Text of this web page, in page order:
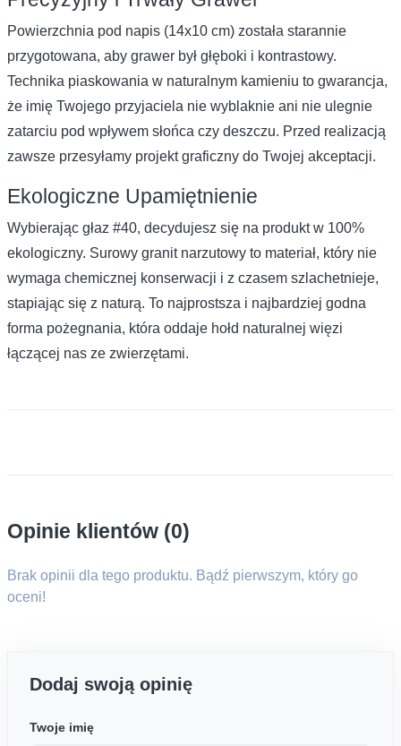
Powierzchnia pod napis (14x10 cm) została starannie
przygotowana, aby grawer był głęboki i kontrastowy.
Technika piaskowania w naturalnym kamieniu to gwarancja,
że imię Twojego przyjaciela nie wyblaknie ani nie ulegnie
zatarciu pod wpływem słońca czy deszczu. Przed realizacją
zawsze przesyłamy projekt graficzny do Twojej akceptacji.
Ekologiczne Upamiętnienie
Wybierając głaz #40, decydujesz się na produkt w 100%
ekologiczny. Surowy granit narzutowy to materiał, który nie
wymaga chemicznej konserwacji i z czasem szlachetnieje,
stapiając się z naturą. To najprostsza i najbardziej godna
forma pożegnania, która oddaje hołd naturalnej więzi
łączącej nas ze zwierzętami.
Opinie klientów (0)
Brak opinii dla tego produktu. Bądź pierwszym, który go
oceni!
Dodaj swoją opinię
Twoje imię